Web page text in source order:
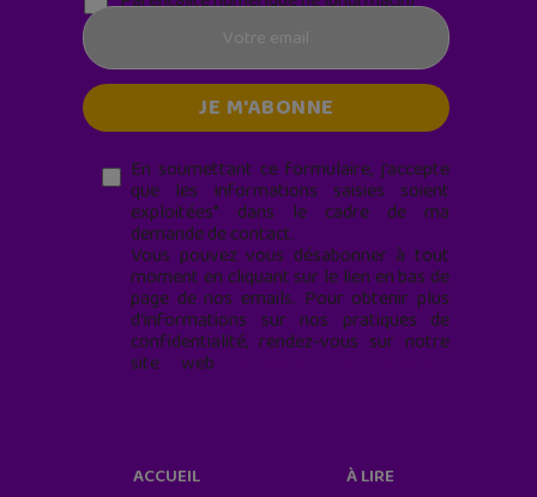
En soumettant ce formulaire, j’accepte
que les informations saisies soient
exploitées* dans le cadre de ma
demande de contact.
Vous pouvez vous désabonner à tout
moment en cliquant sur le lien en bas de
page de nos emails. Pour obtenir plus
d'informations sur nos pratiques de
confidentialité, rendez-vous sur notre
site web
ACCUEIL
À LIRE